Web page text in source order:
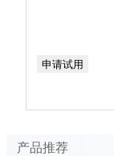
申请试用
产品推荐